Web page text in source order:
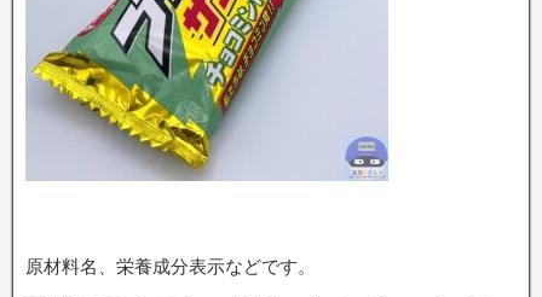
原材料名、栄養成分表示などです。